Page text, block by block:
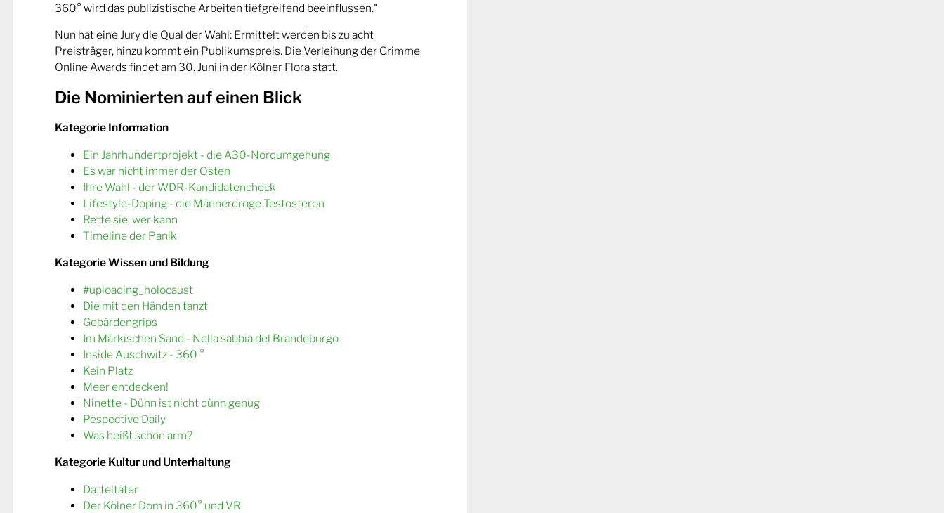
360° wird das publizistische Arbeiten tiefgreifend beeinflussen."
Nun hat eine Jury die Qual der Wahl: Ermittelt werden bis zu acht
Preisträger, hinzu kommt ein Publikumspreis. Die Verleihung der Grimme
Online Awards findet am 30. Juni in der Kölner Flora statt.
Die Nominierten auf einen Blick
Kategorie Information
Ein Jahrhundertprojekt - die A30-Nordumgehung
Es war nicht immer der Osten
Ihre Wahl - der WDR-Kandidatencheck
Lifestyle-Doping - die Männerdroge Testosteron
Rette sie, wer kann
Timeline der Panik
Kategorie Wissen und Bildung
#uploading_holocaust
Die mit den Händen tanzt
Gebärdengrips
Im Märkischen Sand - Nella sabbia del Brandeburgo
Inside Auschwitz - 360 °
Kein Platz
Meer entdecken!
Ninette - Dünn ist nicht dünn genug
Pespective Daily
Was heißt schon arm?
Kategorie Kultur und Unterhaltung
Datteltäter
Der Kölner Dom in 360° und VR